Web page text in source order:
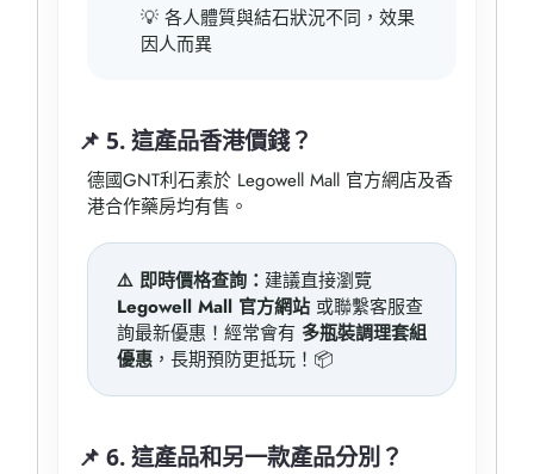
💡 各人體質與結石狀況不同，效果
因人而異
📌 5. 這產品香港價錢？
德國GNT利石素於 Legowell Mall 官方網店及香
港合作藥房均有售。
⚠️ 即時價格查詢： 建議直接瀏覽
Legowell Mall 官方網站 或聯繫客服查
詢最新優惠！經常會有 多瓶裝調理套組
優惠 ，長期預防更抵玩！📦
📌 6. 這產品和另一款產品分別？